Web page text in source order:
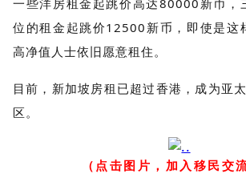
位的租金起跳价12500新币，即使是这
高净值人士依旧愿意租住。
目前，新加坡房租已超过香港，成为亚
区。
（点击图片，加入移民交